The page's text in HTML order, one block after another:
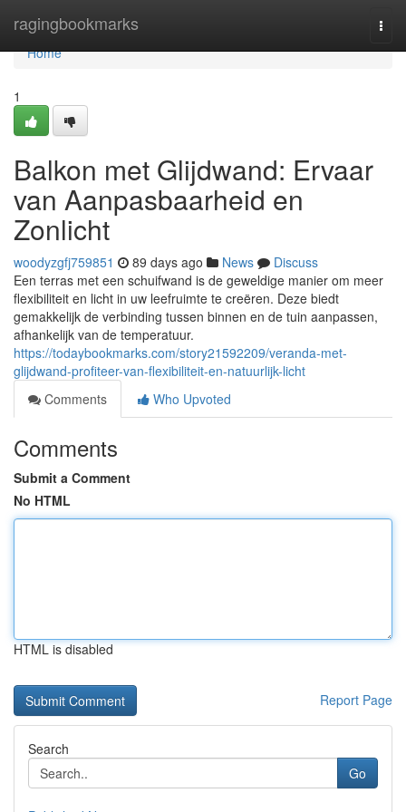
ragingbookmarks
Home
Home
1
Balkon met Glijdwand: Ervaar
van Aanpasbaarheid en
Zonlicht
woodyzgfj759851 89 days ago News
Discuss
Een terras met een schuifwand is de geweldige manier om meer
flexibiliteit en licht in uw leefruimte te creëren. Deze biedt
gemakkelijk de verbinding tussen binnen en de tuin aanpassen,
afhankelijk van de temperatuur.
https://todaybookmarks.com/story21592209/veranda-met-
glijdwand-profiteer-van-flexibiliteit-en-natuurlijk-licht
Comments
Who Upvoted
Comments
Submit a Comment
No HTML
HTML is disabled
Report Page
Search
Go